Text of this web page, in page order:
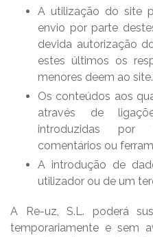
A utilização do site
envio por parte
devida autorização
estes últimos os
menores deem ao site.
Os conteúdos aos
através de
introduzidas por
comentários ou
A introdução de
utilizador ou de um
A Re-uz, S.L. poderá
temporariamente e sem